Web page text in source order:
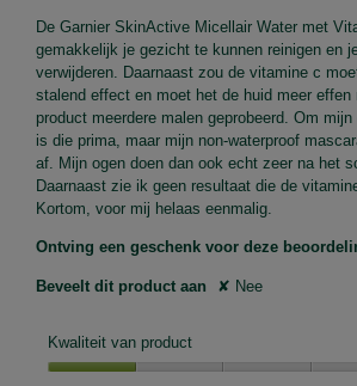
De Garnier SkinActive Micellair Water met
gemakkelijk je gezicht te kunnen reinigen en
verwijderen. Daarnaast zou de vitamine c
stalend effect en moet het de huid meer
product meerdere malen geprobeerd. Om
is die prima, maar mijn non-waterproof
af. Mijn ogen doen dan ook echt zeer na het
Daarnaast zie ik geen resultaat die de
Kortom, voor mij helaas eenmalig.
Ontving een geschenk voor deze
Beveelt dit product aan ✘ Nee
Kwaliteit van product